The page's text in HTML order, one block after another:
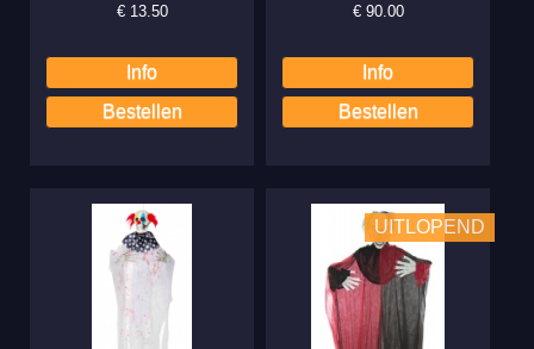
€ 13.50 € 90.00
UITLOPEND